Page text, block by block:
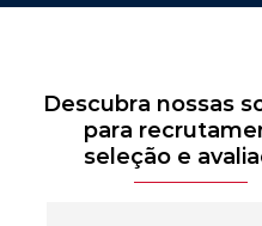
Descubra nossas
para
seleção e